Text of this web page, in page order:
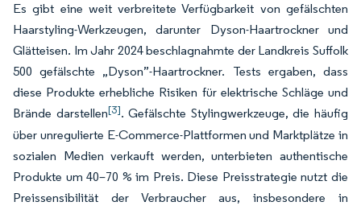
Es gibt eine weit verbreitete Verfügbarkeit von gefälschten
Haarstyling-Werkzeugen, darunter Dyson-Haartrockner und
Glätteisen. Im Jahr 2024 beschlagnahmte der Landkreis Suffolk
500 gefälschte „Dyson”-Haartrockner. Tests ergaben, dass
diese Produkte erhebliche Risiken für elektrische Schläge und
Brände darstellen[3]. Gefälschte Stylingwerkzeuge, die häufig
über unregulierte E-Commerce-Plattformen und Marktplätze in
sozialen Medien verkauft werden, unterbieten authentische
Produkte um 40–70 % im Preis. Diese Preisstrategie nutzt die
Preissensibilität der Verbraucher aus, insbesondere in